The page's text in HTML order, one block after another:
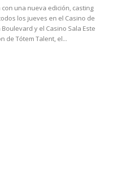
una nueva edición, casting
los jueves en el Casino de
de Tótem Talent, el...